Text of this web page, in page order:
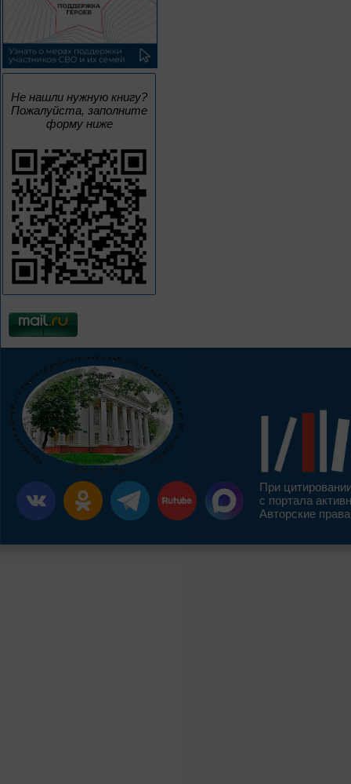
Не нашли нужную книгу?
Пожалуйста, заполните
форму ниже
При
с портала
Авторские